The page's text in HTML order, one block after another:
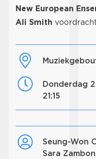
New European
Ali Smith
donderdag 25 september 2025 om
21:15
Seung-Won
Sara